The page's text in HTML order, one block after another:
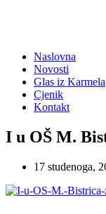
Naslovna
Novosti
Glas iz Karmela
Cjenik
Kontakt
I u OŠ M.
17 studenoga,